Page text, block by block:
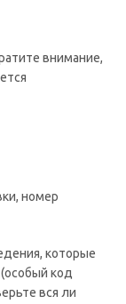
внимание,
номер
которые
код
вся ли